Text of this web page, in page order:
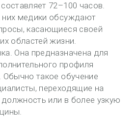
72–100 часов.
медики обсуждают
касающиеся своей
областей жизни.
Она предназначена для
профиля
Обычно такое обучение
переходящие на
или в более узкую